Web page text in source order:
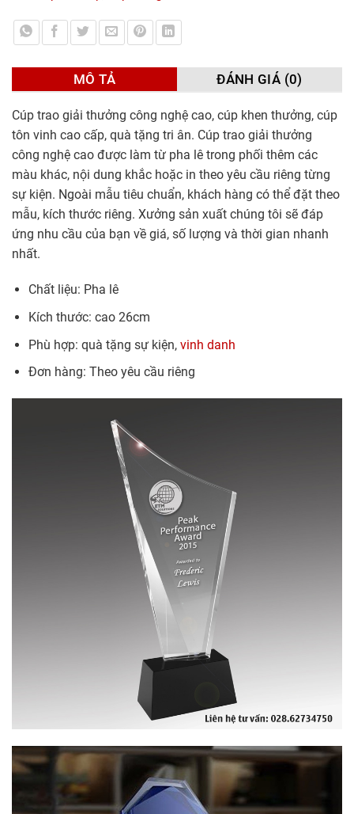
MÔ TẢ ĐÁNH GIÁ (0)
Cúp trao giải thưởng công nghệ cao, cúp khen thưởng, cúp
tôn vinh cao cấp, quà tặng tri ân. Cúp trao giải thưởng
công nghệ cao được làm từ pha lê trong phối thêm các
màu khác, nội dung khắc hoặc in theo yêu cầu riêng từng
sự kiện. Ngoài mẫu tiêu chuẩn, khách hàng có thể đặt theo
mẫu, kích thước riêng. Xưởng sản xuất chúng tôi sẽ đáp
ứng nhu cầu của bạn về giá, số lượng và thời gian nhanh
nhất.
Chất liệu: Pha lê
Kích thước: cao 26cm
Phù hợp: quà tặng sự kiện, vinh danh
Đơn hàng: Theo yêu cầu riêng